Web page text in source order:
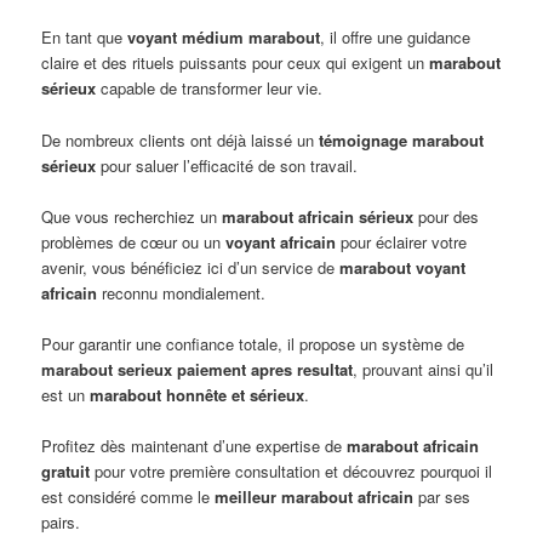
En tant quevoyant médium marabout, il offre une guidance
claire et des rituels puissants pour ceux qui exigent unmarabout
sérieux capable de transformer leur vie.
De nombreux clients ont déjà laissé untémoignage marabout
sérieux pour saluer l’efficacité de son travail.
Que vous recherchiez unmarabout africain sérieux pour des
problèmes de cœur ou unvoyant africain pour éclairer votre
avenir, vous bénéficiez ici d’un service demarabout voyant
africain reconnu mondialement.
Pour garantir une confiance totale, il propose un système de
marabout serieux paiement apres resultat, prouvant ainsi qu’il
est unmarabout honnête et sérieux.
Profitez dès maintenant d’une expertise demarabout africain
gratuit pour votre première consultation et découvrez pourquoi il
est considéré comme lemeilleur marabout africain par ses
pairs.